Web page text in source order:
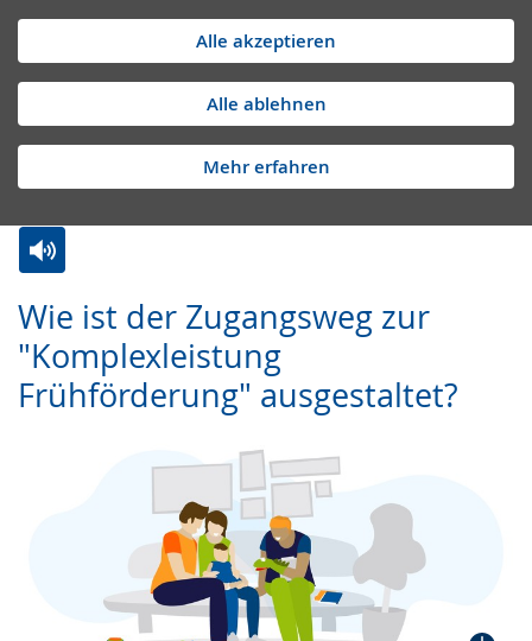
Alle akzeptieren
Alle ablehnen
Mehr erfahren
Wie ist der Zugangsweg zur
"Komplexleistung
Frühförderung" ausgestaltet?
Leichten
Sprache
wechseln.
Audio-
Unterstützung.
Video
in
Deutscher